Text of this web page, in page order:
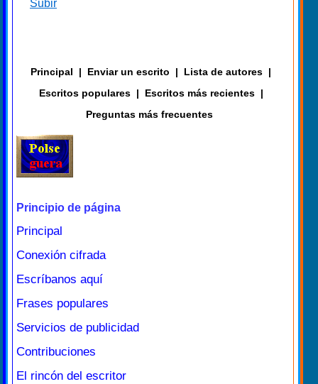
Subir
Principal | Enviar un escrito | Lista de autores |
Escritos populares | Escritos más recientes |
Preguntas más frecuentes
Principio de página
Principal
Conexión cifrada
Escríbanos aquí
Frases populares
Servicios de publicidad
Contribuciones
El rincón del escritor